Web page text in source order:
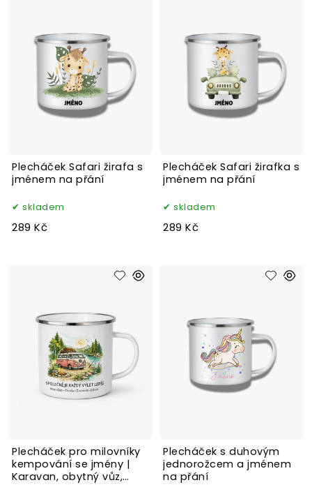
Plecháček Safari žirafa s
jménem na přání
skladem
289 Kč
Plecháček Safari žirafka s
jménem na přání
skladem
289 Kč
Plecháček pro milovníky
kempování se jmény |
Karavan, obytný vůz,
Plecháček s duhovým
jednorožcem a jménem
na přání